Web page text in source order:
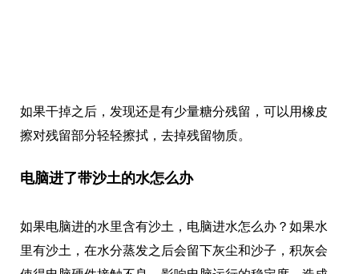
如果干掉之后，发现还是有少量糖分残留，可以用橡皮
擦对残留部分轻轻擦拭，去掉残留物质。
电脑进了带沙土的水怎么办
如果电脑进的水里含有沙土，电脑进水怎么办？如果水
里有沙土，在水分蒸发之后会留下灰尘和沙子，积灰会